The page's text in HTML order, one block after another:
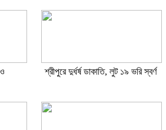
শ্রীপুরে দুর্ধর্ষ ডাকাতি, লুট ১৯ ভরি স্বর্ণ